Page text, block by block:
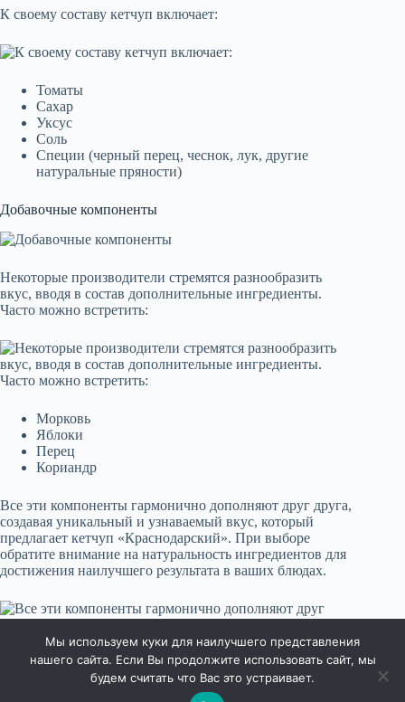
К своему составу кетчуп включает:
Томаты
Сахар
Уксус
Соль
Специи (черный перец, чеснок, лук, другие
натуральные пряности)
Добавочные компоненты
Некоторые производители стремятся разнообразить
вкус, вводя в состав дополнительные ингредиенты.
Часто можно встретить:
Морковь
Яблоки
Перец
Кориандр
Все эти компоненты гармонично дополняют друг друга,
создавая уникальный и узнаваемый вкус, который
предлагает кетчуп «Краснодарский». При выборе
обратите внимание на натуральность ингредиентов для
достижения наилучшего результата в ваших блюдах.
Мы используем куки для наилучшего представления
нашего сайта. Если Вы продолжите использовать сайт, мы
будем считать что Вас это устраивает.